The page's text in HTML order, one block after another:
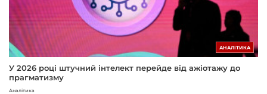
АНАЛІТИКА
У 2026 році штучний інтелект перейде від ажіотажу до
прагматизму
Аналітика